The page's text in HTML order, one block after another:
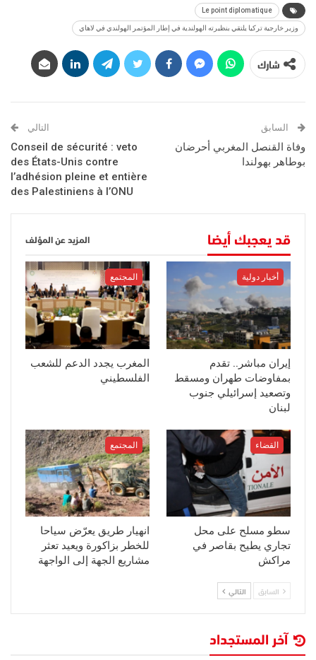
Le point diplomatique
وزير خارجية تركيا يلتقي بنظيرته الهولندية في إطار المؤتمر الهولندي في لاهاي
شارك
السابق
وفاة القنصل المغربي أحرضان
بوطاهر بهولندا
التالي
Conseil de sécurité : veto
des États-Unis contre
l’adhésion pleine et entière
des Palestiniens à l’ONU
قد يعجبك أيضا المزيد عن المؤلف
أخبار دولية
إيران مباشر.. تقدم
بمفاوضات طهران ومسقط
وتصعيد إسرائيلي جنوب
لبنان
المجتمع
المغرب يجدد الدعم للشعب
الفلسطيني
القضاء
سطو مسلح على محل
تجاري يطيح بقاصر في
مراكش
المجتمع
انهيار طريق يعرّض سياحا
للخطر بزاكورة ويعيد تعثر
مشاريع الجهة إلى الواجهة
السابق التالي
آخر المستجداد